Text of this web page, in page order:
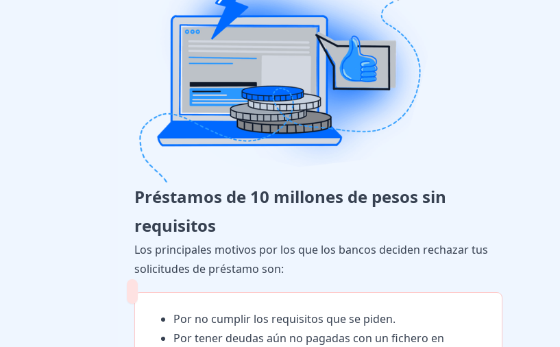
Préstamos de 10 millones de pesos sin
requisitos
Los principales motivos por los que los bancos deciden rechazar tus
solicitudes de préstamo son:
Por no cumplir los requisitos que se piden.
Por tener deudas aún no pagadas con un fichero en